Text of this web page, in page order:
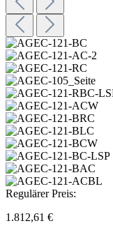
Regulärer Preis:
1.812,61 €